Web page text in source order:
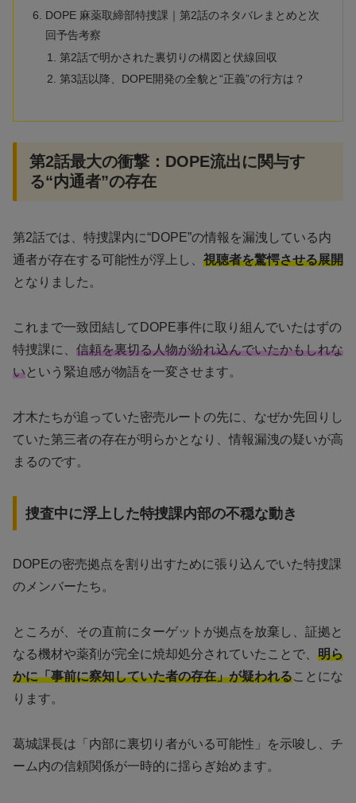
DOPE 麻薬取締部特捜課｜第2話のネタバレまとめと次
回予告考察
第2話で明かされた裏切りの構図と伏線回収
第3話以降、DOPE開発の全貌と“正義”の行方は？
第2話最大の衝撃：DOPE流出に関与す
る“内通者”の存在
第2話では、特捜課内に“DOPE”の情報を漏洩している内
通者が存在する可能性が浮上し、 視聴者を驚愕させる展開
となりました。
これまで一致団結してDOPE事件に取り組んでいたはずの
特捜課に、 信頼を裏切る人物が紛れ込んでいたかもしれな
いという緊迫感が物語を一変させます。
才木たちが追っていた密売ルートの先に、なぜか先回りし
ていた第三者の存在が明らかとなり、情報漏洩の疑いが高
まるのです。
捜査中に浮上した特捜課内部の不穏な動き
DOPEの密売拠点を割り出すために張り込んでいた特捜課
のメンバーたち。
ところが、その直前にターゲットが拠点を放棄し、証拠と
なる機材や薬剤が完全に焼却処分されていたことで、 明ら
かに「事前に察知していた者の存在」が疑われることにな
ります。
葛城課長は「内部に裏切り者がいる可能性」を示唆し、チ
ーム内の信頼関係が一時的に揺らぎ始めます。